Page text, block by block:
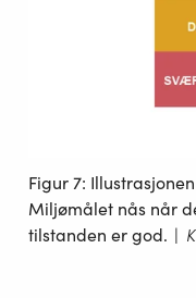
Figur 7:
Miljømålet nås når
tilstanden er god. |